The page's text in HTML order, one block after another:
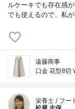
ルケーキでも存在感
でも使えるので、私
遠藤商事
口金 花型8切
栄養士 / フー